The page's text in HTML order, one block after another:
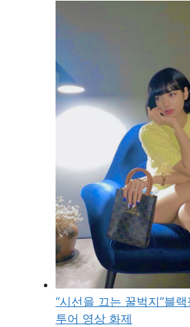
“시선을 끄는 꿀벅지”블
투어 영상 화제